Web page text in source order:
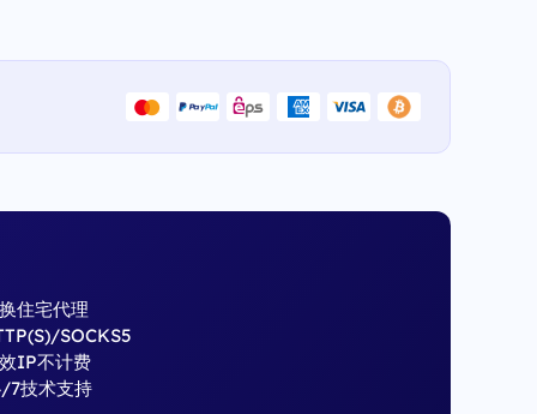
住宅代理
SOCKS5
IP不计费
7技术支持